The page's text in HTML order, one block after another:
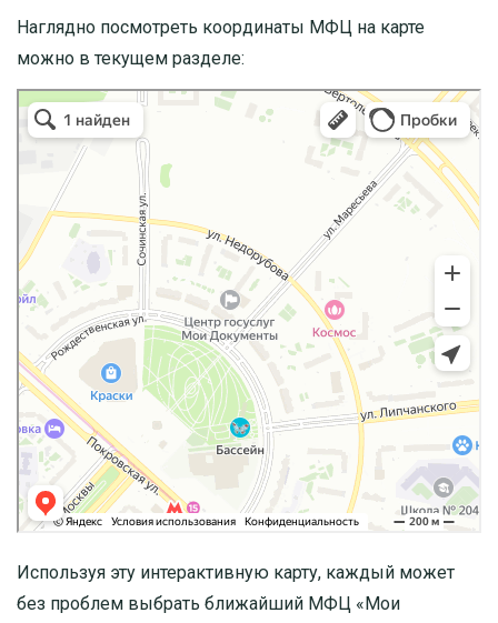
Наглядно посмотреть координаты МФЦ на карте
можно в текущем разделе:
Используя эту интерактивную карту, каждый может
без проблем выбрать ближайший МФЦ «Мои